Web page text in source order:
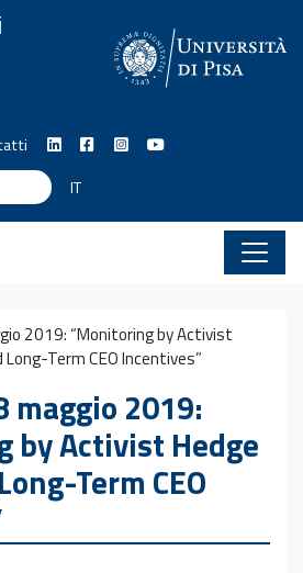
CercaIT
2019: “Monitoring by Activist
Term CEO Incentives”
maggio 2019:
by Activist Hedge
Term CEO